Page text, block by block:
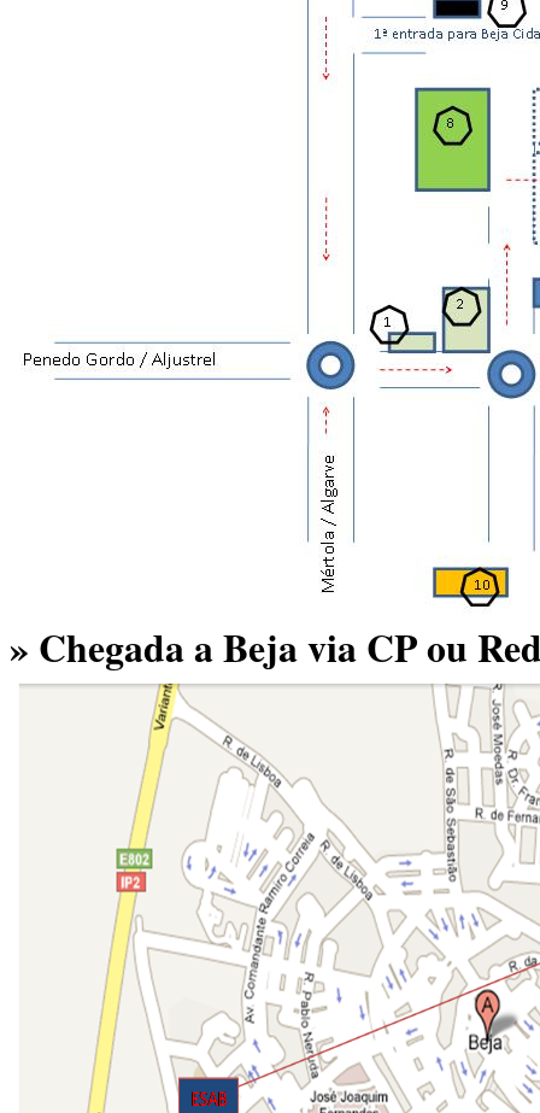
» Chegada a Beja via CP ou